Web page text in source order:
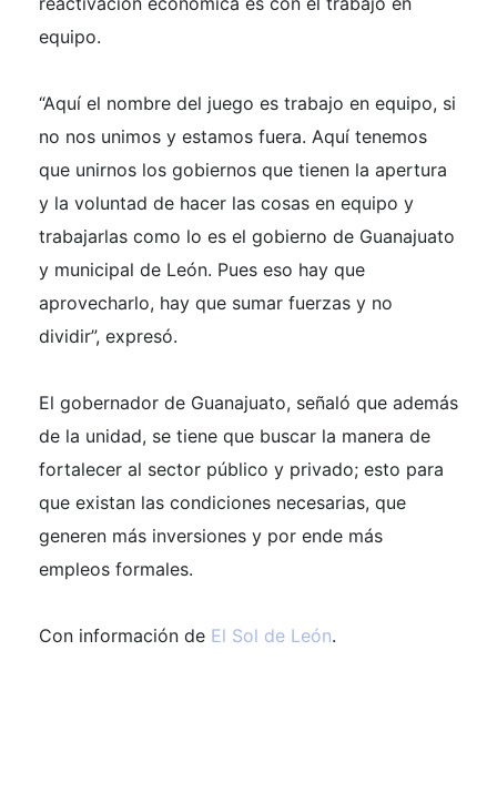
equipo.
“Aquí el nombre del juego es trabajo en equipo, si
no nos unimos y estamos fuera. Aquí tenemos
que unirnos los gobiernos que tienen la apertura
y la voluntad de hacer las cosas en equipo y
trabajarlas como lo es el gobierno de Guanajuato
y municipal de León. Pues eso hay que
aprovecharlo, hay que sumar fuerzas y no
dividir”, expresó.
El gobernador de Guanajuato, señaló que además
de la unidad, se tiene que buscar la manera de
fortalecer al sector público y privado; esto para
que existan las condiciones necesarias, que
generen más inversiones y por ende más
empleos formales.
Con información de El Sol de León.